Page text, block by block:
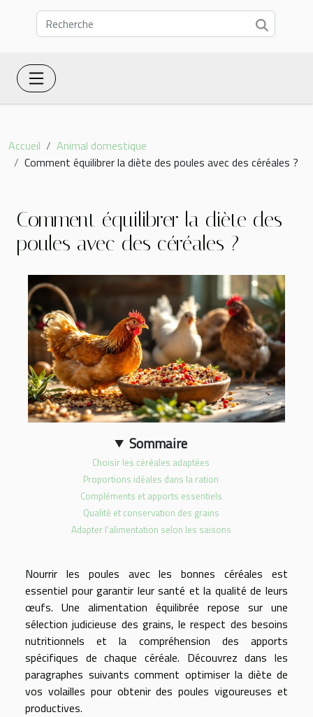
Accueil
Animal domestique
Comment équilibrer la diète des poules avec des céréales ?
Comment équilibrer la diète des
poules avec des céréales ?
Sommaire
Choisir les céréales adaptées
Proportions idéales dans la ration
Compléments et apports essentiels
Qualité et conservation des grains
Adapter l’alimentation selon les saisons
Nourrir les poules avec les bonnes céréales est
essentiel pour garantir leur santé et la qualité de leurs
œufs. Une alimentation équilibrée repose sur une
sélection judicieuse des grains, le respect des besoins
nutritionnels et la compréhension des apports
spécifiques de chaque céréale. Découvrez dans les
paragraphes suivants comment optimiser la diète de
vos volailles pour obtenir des poules vigoureuses et
productives.